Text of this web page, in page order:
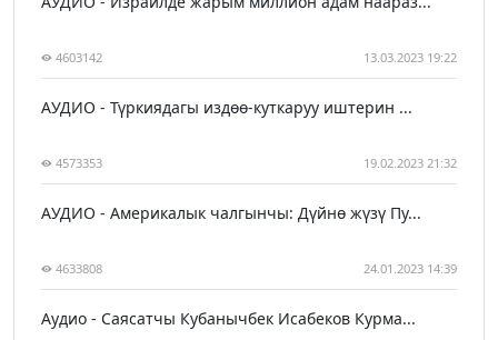
4603142 13.03.2023 19:22
АУДИО - Түркиядагы издөө-куткаруу иштерин ...
4573353 19.02.2023 21:32
АУДИО - Америкалык чалгынчы: Дүйнө жүзү Пу...
4633808 24.01.2023 14:39
Аудио - Саясатчы Кубанычбек Исабеков Курма...